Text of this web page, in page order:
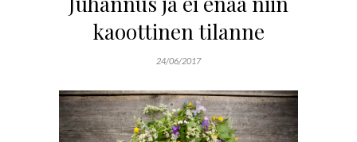
kaoottinen tilanne
24/06/2017